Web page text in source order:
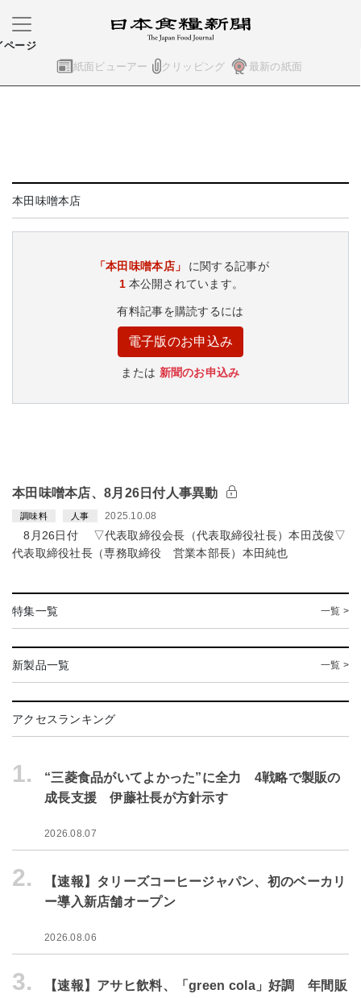
紙面ビューアー クリッピング 最新の紙面
ページ
本田味噌本店
「本田味噌本店」
に関する記事が
1 本公開されています。
有料記事を購読するには
電子版のお申込み
または 新聞のお申込み
本田味噌本店、8月26日付人事異動
調味料 人事 2025.10.08
8月26日付 ▽代表取締役会長（代表取締役社長）本田茂俊▽
代表取締役社長（専務取締役 営業本部長）本田純也
特集一覧 一覧 >
新製品一覧 一覧 >
アクセスランキング
1.
“三菱食品がいてよかった”に全力 4戦略で製販の
成長支援 伊藤社長が方針示す
2026.08.07
2.
【速報】タリーズコーヒージャパン、初のベーカリ
ー導入新店舗オープン
2026.08.06
3.
【速報】アサヒ飲料、「green cola」好調 年間販